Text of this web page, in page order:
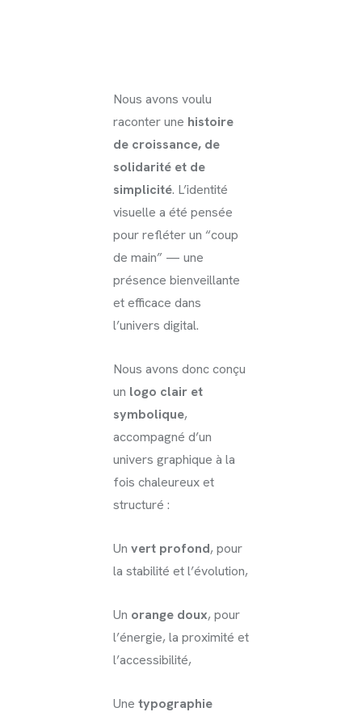
Nous avons voulu
raconter une histoire
de croissance, de
solidarité et de
simplicité. L’identité
visuelle a été pensée
pour refléter un “coup
de main” — une
présence bienveillante
et efficace dans
l’univers digital.
Nous avons donc conçu
un logo clair et
symbolique,
accompagné d’un
univers graphique à la
fois chaleureux et
structuré :
Un vert profond, pour
la stabilité et l’évolution,
Un orange doux, pour
l’énergie, la proximité et
l’accessibilité,
Une typographie